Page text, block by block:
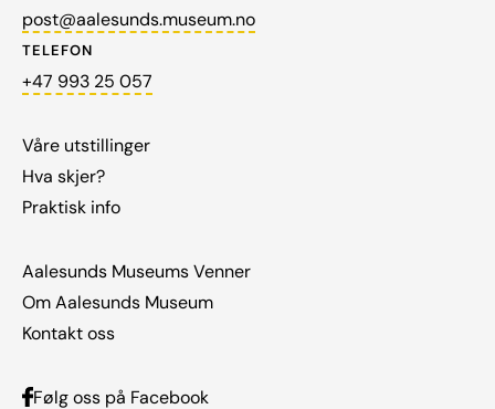
post@aalesunds.museum.no
TELEFON
+47 993 25 057
Våre utstillinger
Hva skjer?
Praktisk info
Aalesunds Museums Venner
Om Aalesunds Museum
Kontakt oss
Følg oss på Facebook